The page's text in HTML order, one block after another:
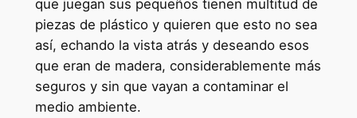
que juegan sus pequeños tienen multitud de
piezas de plástico y quieren que esto no sea
así, echando la vista atrás y deseando esos
que eran de madera, considerablemente más
seguros y sin que vayan a contaminar el
medio ambiente.